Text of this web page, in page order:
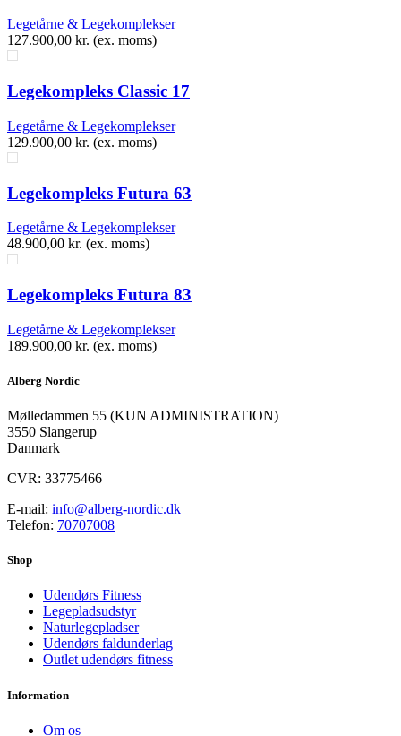
Legetårne & Legekomplekser
127.900,00 kr. (ex. moms)
Legekompleks Classic 17
Legetårne & Legekomplekser
129.900,00 kr. (ex. moms)
Legekompleks Futura 63
Legetårne & Legekomplekser
48.900,00 kr. (ex. moms)
Legekompleks Futura 83
Legetårne & Legekomplekser
189.900,00 kr. (ex. moms)
Alberg Nordic
​Mølledammen 55 (KUN ADMINISTRATION)
3550 Slangerup
Danmark
CVR: 33775466
E-mail: info@alberg-nordic.dk
Telefon: 70707008
Shop
Udendørs Fitness
Legepladsudstyr
Naturlegepladser
Udendørs faldunderlag
Outlet udendørs fitness
Information
Om os